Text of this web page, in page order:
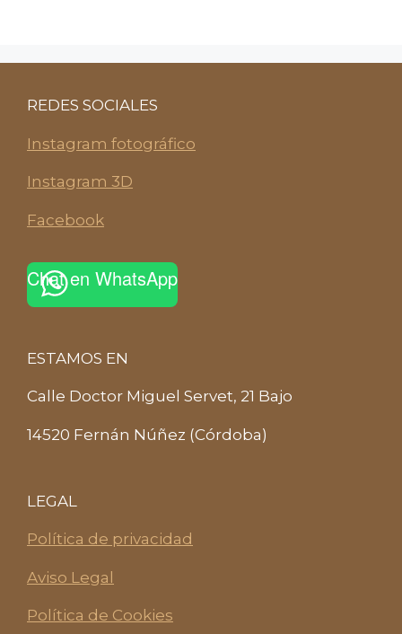
REDES SOCIALES
Instagram fotográfico
Instagram 3D
Facebook
Chat en WhatsApp
ESTAMOS EN
Calle Doctor Miguel Servet, 21 Bajo
14520 Fernán Núñez (Córdoba)
LEGAL
Política de privacidad
Aviso Legal
Política de Cookies